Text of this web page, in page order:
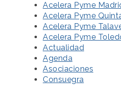
Acelera Pyme
Acelera Pyme
Acelera Pyme
Acelera Pyme
Actualidad
Agenda
Asociaciones
Consuegra